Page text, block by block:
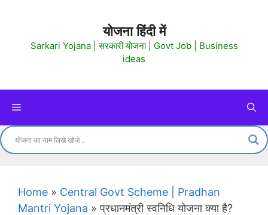
content
योजना हिंदी में
Sarkari Yojana | सरकारी योजना | Govt Job | Business
ideas
Menu
Home » Central Govt Scheme | Pradhan
Mantri Yojana »प्रधानमंत्री स्वनिधि योजना क्या है?